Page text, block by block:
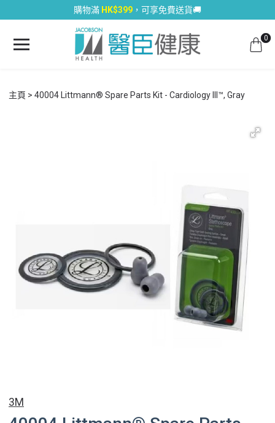
購物滿 HK$399 ，可享免費送貨🚚
0
主頁 40004 Littmann® Spare Parts Kit - Cardiology III™, Gray
3M